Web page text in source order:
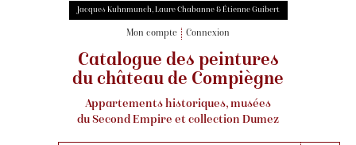
Jacques Kuhnmunch, Laure Chabanne & Étienne Guibert
Mon compte Connexion
Catalogue des peintures
du château de Compiègne
Appartements historiques, musées
du Second Empire et collection Dumez